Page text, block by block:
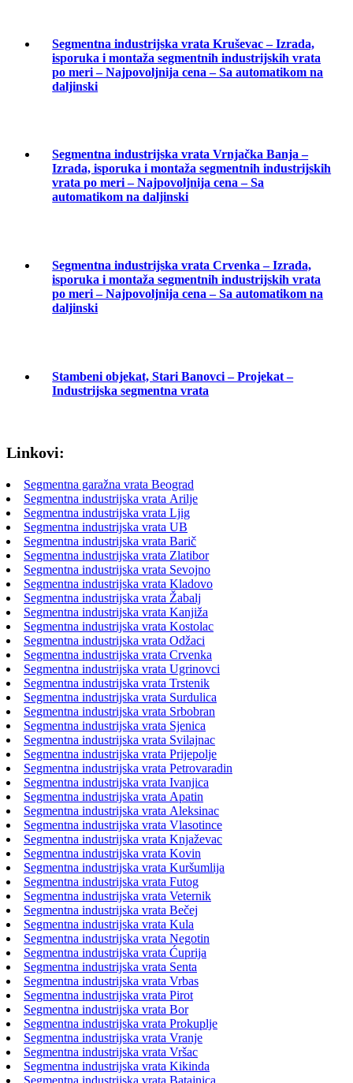
Segmentna industrijska vrata Kruševac – Izrada,
isporuka i montaža segmentnih industrijskih vrata
po meri – Najpovoljnija cena – Sa automatikom na
daljinski
Segmentna industrijska vrata Vrnjačka Banja –
Izrada, isporuka i montaža segmentnih industrijskih
vrata po meri – Najpovoljnija cena – Sa
automatikom na daljinski
Segmentna industrijska vrata Crvenka – Izrada,
isporuka i montaža segmentnih industrijskih vrata
po meri – Najpovoljnija cena – Sa automatikom na
daljinski
Stambeni objekat, Stari Banovci – Projekat –
Industrijska segmentna vrata
Linkovi:
Segmentna garažna vrata Beograd
Segmentna industrijska vrata Arilje
Segmentna industrijska vrata Ljig
Segmentna industrijska vrata UB
Segmentna industrijska vrata Barič
Segmentna industrijska vrata Zlatibor
Segmentna industrijska vrata Sevojno
Segmentna industrijska vrata Kladovo
Segmentna industrijska vrata Žabalj
Segmentna industrijska vrata Kanjiža
Segmentna industrijska vrata Kostolac
Segmentna industrijska vrata Odžaci
Segmentna industrijska vrata Crvenka
Segmentna industrijska vrata Ugrinovci
Segmentna industrijska vrata Trstenik
Segmentna industrijska vrata Surdulica
Segmentna industrijska vrata Srbobran
Segmentna industrijska vrata Sjenica
Segmentna industrijska vrata Svilajnac
Segmentna industrijska vrata Prijepolje
Segmentna industrijska vrata Petrovaradin
Segmentna industrijska vrata Ivanjica
Segmentna industrijska vrata Apatin
Segmentna industrijska vrata Aleksinac
Segmentna industrijska vrata Vlasotince
Segmentna industrijska vrata Knjaževac
Segmentna industrijska vrata Kovin
Segmentna industrijska vrata Kuršumlija
Segmentna industrijska vrata Futog
Segmentna industrijska vrata Veternik
Segmentna industrijska vrata Bečej
Segmentna industrijska vrata Kula
Segmentna industrijska vrata Negotin
Segmentna industrijska vrata Ćuprija
Segmentna industrijska vrata Senta
Segmentna industrijska vrata Vrbas
Segmentna industrijska vrata Pirot
Segmentna industrijska vrata Bor
Segmentna industrijska vrata Prokuplje
Segmentna industrijska vrata Vranje
Segmentna industrijska vrata Vršac
Segmentna industrijska vrata Kikinda
Segmentna industrijska vrata Batajnica